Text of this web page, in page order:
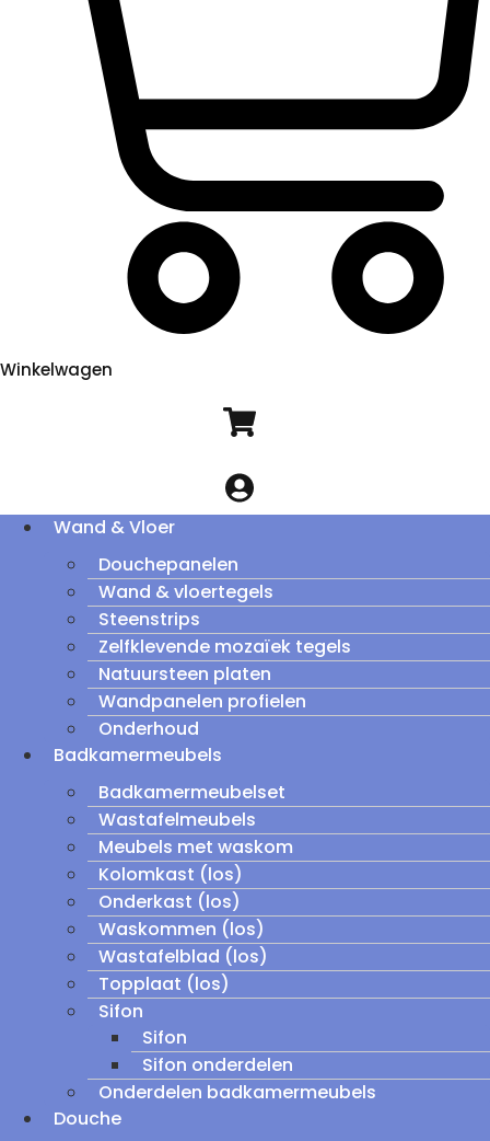
Winkelwagen
Wand & Vloer
Douchepanelen
Wand & vloertegels
Steenstrips
Zelfklevende mozaïek tegels
Natuursteen platen
Wandpanelen profielen
Onderhoud
Badkamermeubels
Badkamermeubelset
Wastafelmeubels
Meubels met waskom
Kolomkast (los)
Onderkast (los)
Waskommen (los)
Wastafelblad (los)
Topplaat (los)
Sifon
Sifon
Sifon onderdelen
Onderdelen badkamermeubels
Douche